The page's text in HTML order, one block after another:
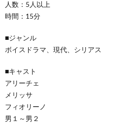
人数：5人以上
時間：15分
■ジャンル
ボイスドラマ、現代、シリアス
■キャスト
アリーチェ
メリッサ
フィオリーノ
男１～男２